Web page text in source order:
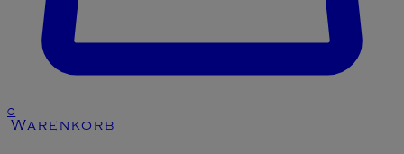
0
Warenkorb